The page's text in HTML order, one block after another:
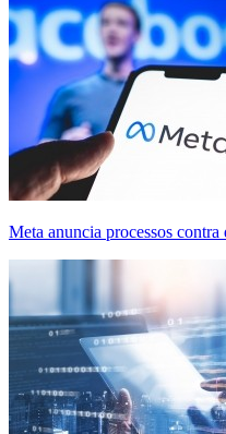
Meta anuncia processos